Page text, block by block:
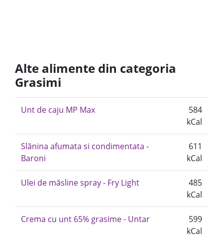
Alte alimente din categoria
Grasimi
Unt de caju MP Max
584
kCal
Slănina afumata si condimentata -
Baroni
611
kCal
Ulei de măsline spray - Fry Light
485
kCal
Crema cu unt 65% grasime - Untar
599
kCal